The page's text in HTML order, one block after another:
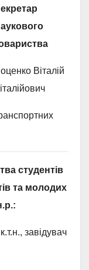
Віталій
студентів
та молодих
завідувач